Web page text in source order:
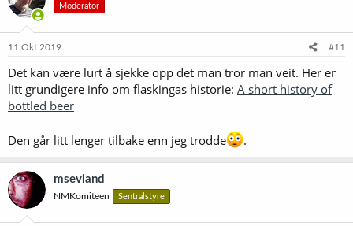
j
o
e
Moderator
11 Okt 2019 #11
Det kan være lurt å sjekke opp det man tror man veit. Her er
litt grundigere info om flaskingas historie: A short history of
bottled beer
Den går litt lenger tilbake enn jeg trodde .
msevland
NMKomiteen Sentralstyre